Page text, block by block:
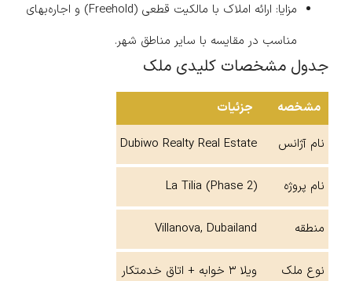
مزایا: ارائه املاک با مالکیت قطعی (Freehold) و اجاره‌بهای
مناسب در مقایسه با سایر مناطق شهر.
جدول مشخصات کلیدی ملک
مشخصه
جزئیات
نام آژانس
Dubiwo Realty Real Estate
نام پروژه La Tilia (Phase 2)
منطقه Villanova, Dubailand
نوع ملک ویلا ۳ خوابه + اتاق خدمتکار